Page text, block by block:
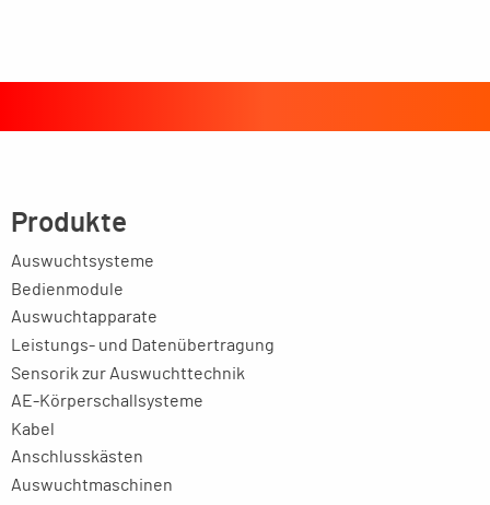
Produkte
Auswuchtsysteme
Bedienmodule
Auswuchtapparate
Leistungs- und Datenübertragung
Sensorik zur Auswuchttechnik
AE-Körperschallsysteme
Kabel
Anschlusskästen
Auswuchtmaschinen